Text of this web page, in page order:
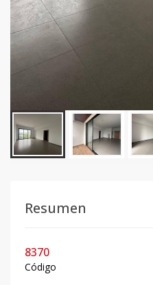
Resumen
8370
Código